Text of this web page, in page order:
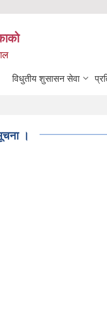
विधुतीय शुसासन सेवा
।